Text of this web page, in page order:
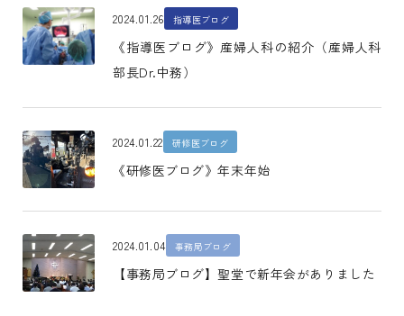
2024.01.26 指導医ブログ
《指導医ブログ》産婦人科の紹介（産婦人科
部長Dr.中務）
2024.01.22 研修医ブログ
《研修医ブログ》年末年始
2024.01.04 事務局ブログ
【事務局ブログ】聖堂で新年会がありました